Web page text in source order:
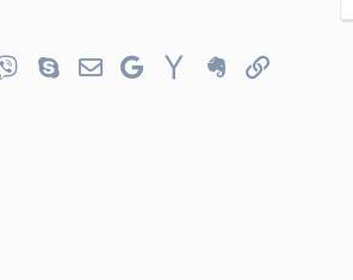
Viber SkypeЭлектронная почта
Google Yahoo EvernoteСсылка